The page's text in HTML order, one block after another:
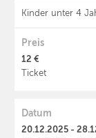
Kinder unter 4
Preis
12 €
Ticket
Datum
20.12.2025 -